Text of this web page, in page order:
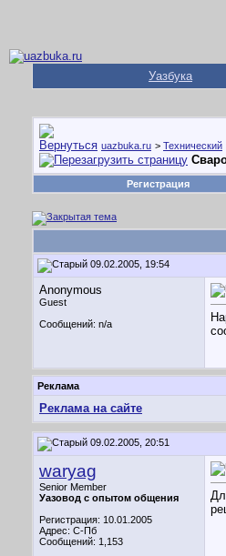
Уазбука
uazbuka.ru > Технический
Регистрация
09.02.2005, 19:54
Anonymous
Guest
Сообщений: n/a
Реклама
Реклама на сайте
09.02.2005, 20:51
waryag
Senior Member
Уазовод с опытом общения
Регистрация: 10.01.2005
Адрес: С-Пб
Сообщений: 1,153